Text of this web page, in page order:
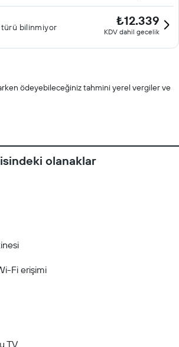
bilinmiyor ₺12.339
KDV dahil gecelik
ödeyebileceğiniz tahmini yerel vergiler ve
olanaklar
Fi erişimi
TV